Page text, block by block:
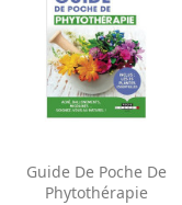
Aperçu rapide
Guide De Poche De
Phytothérapie